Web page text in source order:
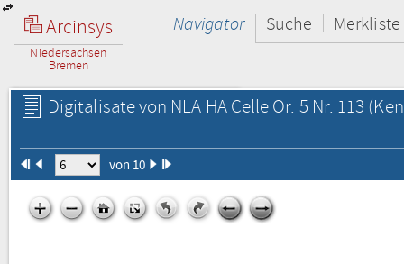
Arcinsys
Niedersachsen
Bremen
Navigator Suche Merkliste
Digitalisate von NLA HA Celle Or. 5 Nr. 113
von 10